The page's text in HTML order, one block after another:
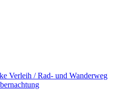
Verleih / Rad- und Wanderweg